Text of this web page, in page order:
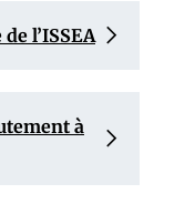
l’ISSEA
à